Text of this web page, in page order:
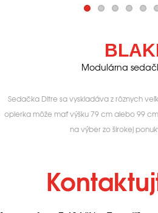
Modulárna
Sedačka Ditre sa vyskladáva z rôznych
opierka môže mať výšku 79 cm alebo 99
na výber zo širokej